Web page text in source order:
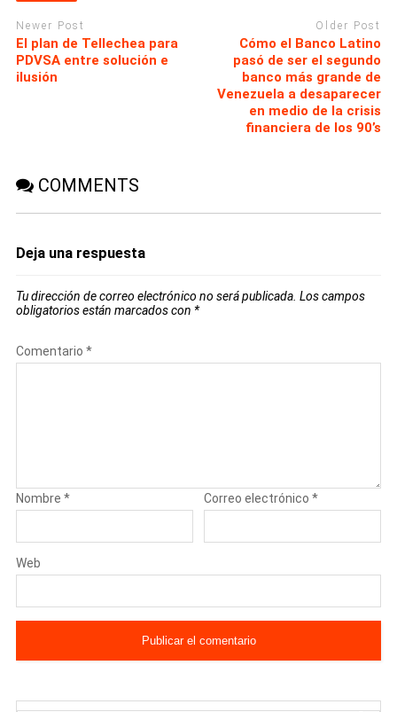
Newer Post
El plan de Tellechea para
PDVSA entre solución e
ilusión
Older Post
Cómo el Banco Latino
pasó de ser el segundo
banco más grande de
Venezuela a desaparecer
en medio de la crisis
financiera de los 90’s
COMMENTS
Deja una respuesta
Tu dirección de correo electrónico no será publicada. Los campos
obligatorios están marcados con *
Comentario *
Nombre * Correo electrónico*
Web